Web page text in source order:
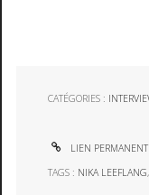
CATÉGORIES :
LIEN PERMANENT
TAGS : NIKA LEEFLANG